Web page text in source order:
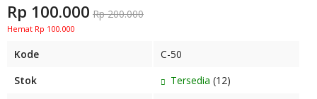
Rp 100.000 Rp 200.000
Hemat Rp 100.000
Kode
C-50
Stok
Tersedia (12)